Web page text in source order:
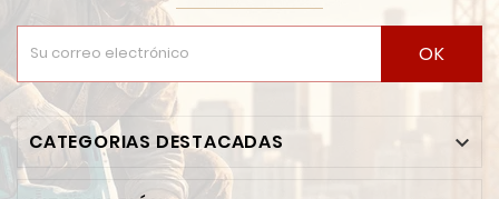
OK
CATEGORIAS DESTACADAS 